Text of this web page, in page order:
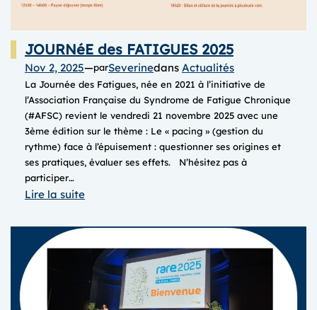
JOURNéE des FATIGUES 2025
Nov 2, 2025—parSeverinedans Actualités
La Journée des Fatigues, née en 2021 à l’initiative de
l’Association Française du Syndrome de Fatigue Chronique
(#AFSC) revient le vendredi 21 novembre 2025 avec une
3ème édition sur le thème : Le « pacing » (gestion du
rythme) face à l’épuisement : questionner ses origines et
ses pratiques, évaluer ses effets. N’hésitez pas à
participer…
Lire la suite:
des
FATIGUES
2025